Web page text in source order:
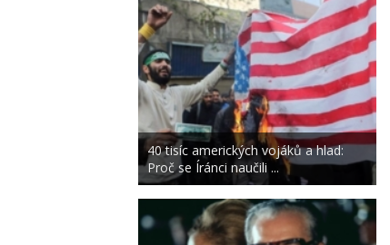
40 tisíc amerických vojáků a hlad:
Proč se Íránci naučili ...